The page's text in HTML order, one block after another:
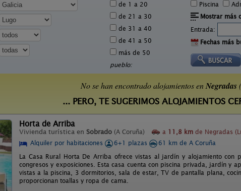
de 1 a 20
de 21 a 30
de 31 a 40
de 41 a 50
más de 50
pueblo:
Piscina
Mostrar más
Entrada:
Fechas más
No se han encontrado alojamientos enNegradas
... PERO, TE SUGERIMOS ALOJAMIENTOS
Horta de Arriba
Vivienda turística en Sobrado (A Coruña) a 11,8 km de Negradas
Alquiler por habitaciones
6+1 plazas
61 km de A Coruña
La Casa Rural Horta De Arriba ofrece vistas al jardín y alojamiento
congresos y exposiciones. Esta casa cuenta con piscina privada, jardín y
vistas a la piscina, 3 dormitorios, sala de estar, TV de pantalla plana,
proporcionan toallas y ropa de cama.